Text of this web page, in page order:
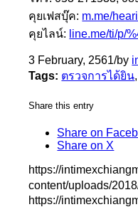
คุยเฟสบุ๊ค: m.me/
คุยไลน์: line.me/ti/p/
3 February, 2561/by
Tags: ตรวจการได้ยิน
Share this entry
Share on
Share on X
https://
content/uploads/
https://